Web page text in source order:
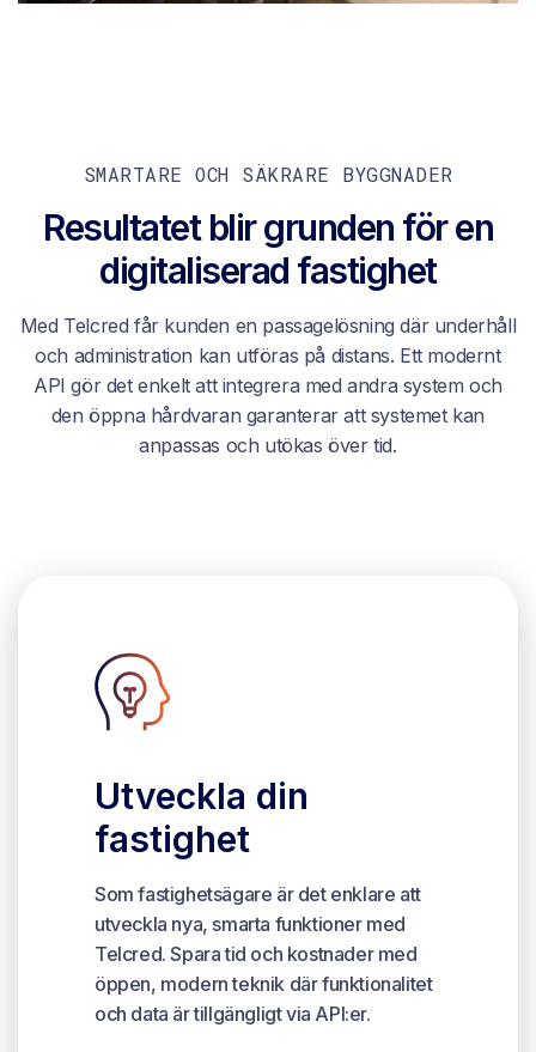
SMARTARE OCH SÄKRARE BYGGNADER
Resultatet blir grunden för en
digitaliserad fastighet
Med Telcred får kunden en passagelösning där underhåll
och administration kan utföras på distans. Ett modernt
API gör det enkelt att integrera med andra system och
den öppna hårdvaran garanterar att systemet kan
anpassas och utökas över tid.
Utveckla din
fastighet
Som fastighetsägare är det enklare att
utveckla nya, smarta funktioner med
Telcred. Spara tid och kostnader med
öppen, modern teknik där funktionalitet
och data är tillgängligt via API:er.